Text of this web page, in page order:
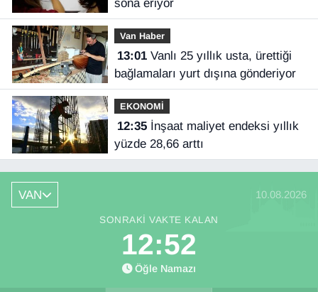
sona eriyor
Van Haber
13:01Vanlı 25 yıllık usta, ürettiği
bağlamaları yurt dışına gönderiyor
EKONOMİ
12:35İnşaat maliyet endeksi yıllık
yüzde 28,66 arttı
VAN 10.08.2026
SONRAKI VAKTE KALAN
12:52
Öğle Namazı